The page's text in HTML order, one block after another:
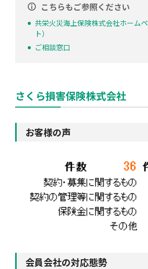
こちらもご参照ください
共栄火災海上保険株式会社ホーム
ト）
ご相談窓口
さくら損害保険株式会社
お客様の声
会員会社の対応態勢